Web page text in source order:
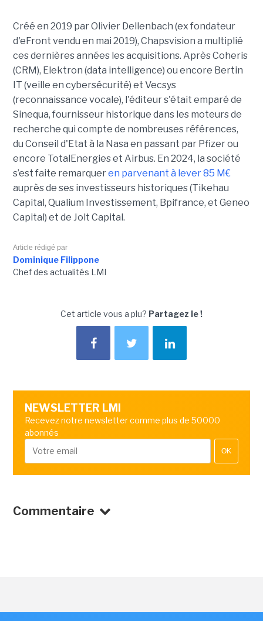
Créé en 2019 par Olivier Dellenbach (ex fondateur
d'eFront vendu en mai 2019), Chapsvision a multiplié
ces dernières années les acquisitions. Après Coheris
(CRM), Elektron (data intelligence) ou encore Bertin
IT (veille en cybersécurité) et Vecsys
(reconnaissance vocale), l'éditeur s'était emparé de
Sinequa, fournisseur historique dans les moteurs de
recherche qui compte de nombreuses références,
du Conseil d'Etat à la Nasa en passant par Pfizer ou
encore TotalEnergies et Airbus. En 2024, la société
s’est faite remarqueren parvenant à lever 85 M€
auprès de ses investisseurs historiques (Tikehau
Capital, Qualium Investissement, Bpifrance, et Geneo
Capital) et de Jolt Capital.
Article rédigé par
Dominique Filippone
Chef des actualités LMI
Cet article vous a plu? Partagez le !
NEWSLETTER LMI
Recevez notre newsletter comme plus de 50000
abonnés
OK
Commentaire